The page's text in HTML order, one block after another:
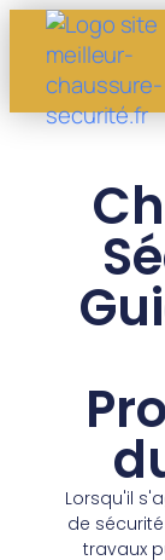
Lorsqu'il
de
travaux